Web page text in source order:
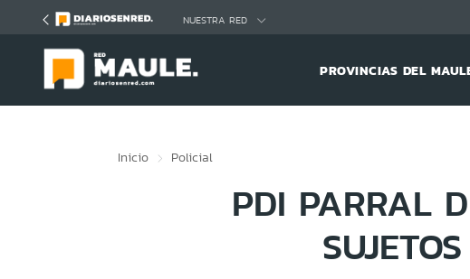
NUESTRA RED
PROVINCIAS DEL
Inicio Policial
PDI PARRAL